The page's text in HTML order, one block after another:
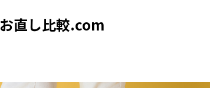
お直し比較.com